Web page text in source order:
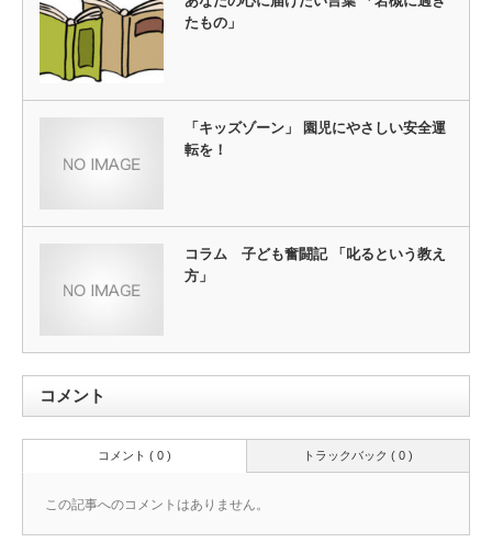
たもの」
「キッズゾーン」 園児にやさしい安全運
転を！
コラム 子ども奮闘記 「叱るという教え
方」
コメント
トラックバック ( 0 )
コメント ( 0 )
この記事へのコメントはありません。